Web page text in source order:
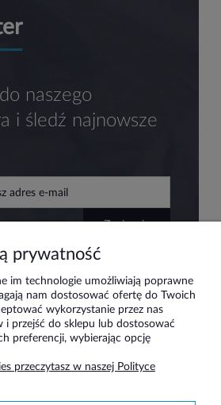
naszego
i śledź najnowsze
zapisz się
Pomoc
prywatność
im technologie umożliwiają poprawne
nam dostosować ofertę do Twoich
wykorzystanie przez nas
i przejść do sklepu lub dostosować
preferencji, wybierając opcję
przeczytasz w naszej Polityce